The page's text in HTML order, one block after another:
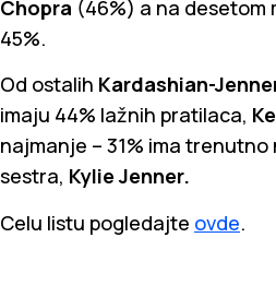
Chopra (46%) a na desetom
45%.
Od ostalih Kardashian-
imaju 44% lažnih pratilaca,
najmanje – 31% ima
sestra, Kylie Jenner.
Celu listu pogledajte ovde.